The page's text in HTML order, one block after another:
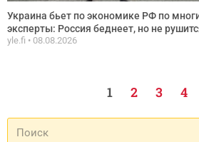
Украина бьет по экономике РФ по
эксперты: Россия беднеет, но не
yle.fi 08.08.2026
1 2 3 4